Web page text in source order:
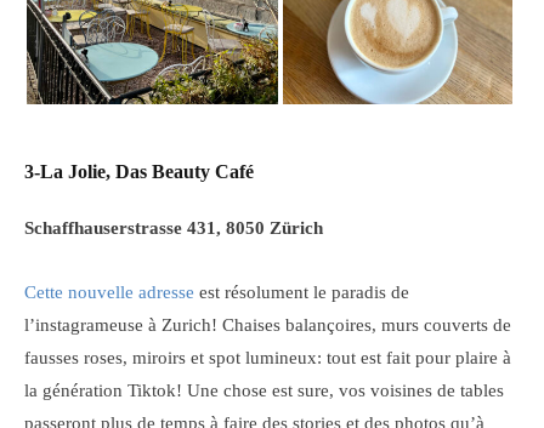
3-La Jolie, Das Beauty Café
Schaffhauserstrasse 431, 8050 Zürich
Cette nouvelle adresse est résolument le paradis de
l’instagrameuse à Zurich! Chaises balançoires, murs couverts de
fausses roses, miroirs et spot lumineux: tout est fait pour plaire à
la génération Tiktok! Une chose est sure, vos voisines de tables
passeront plus de temps à faire des stories et des photos qu’à